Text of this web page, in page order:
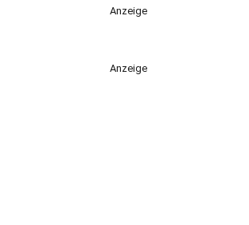
Anzeige
Anzeige